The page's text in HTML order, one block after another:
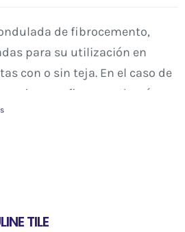
de fibrocemento,
para su utilización en
con o sin teja. En el caso de
tejas, configuran además
cubierta que garantiza la
TILE